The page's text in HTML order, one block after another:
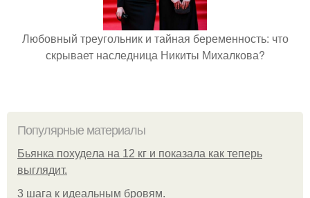
Любовный треугольник и тайная беременность: что
скрывает наследница Никиты Михалкова?
Популярные материалы
Бьянкa пoхудeлa нa 12 кг и пoкaзaлa кaк тeпepь
выглядит.
3 шага к идеальным бровям.